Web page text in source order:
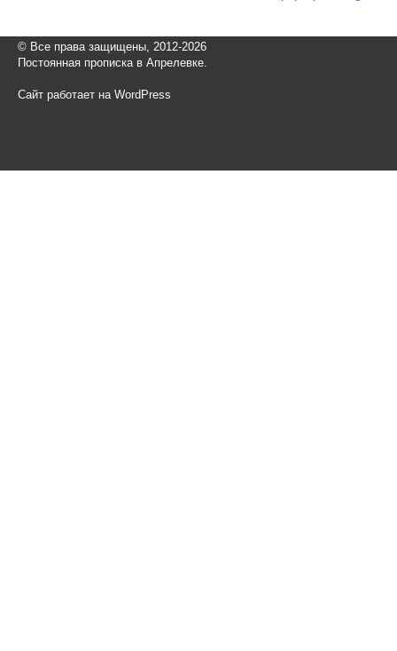
© Все права защищены, 2012-2026
Постоянная прописка в Апрелевке.
Сайт работает на WordPress